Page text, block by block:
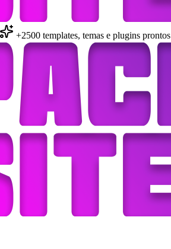
+2500 templates, temas e plugins prontos